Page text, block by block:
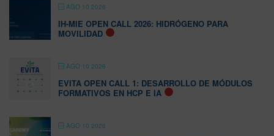
AGO 10 2026
IH-MIE OPEN CALL 2026: HIDRÓGENO PARA
MOVILIDAD
AGO 10 2026
EVITA OPEN CALL 1: DESARROLLO DE MÓDULOS
FORMATIVOS EN HCP E IA
AGO 10 2026